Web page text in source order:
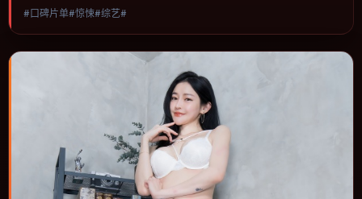
统一，可作为休闲观影或类型片补片的选择。
#口碑片单#惊悚#综艺#